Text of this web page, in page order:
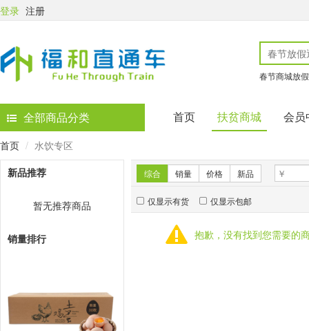
登录 注册
春节商城放
全部商品分类 首页 扶贫商城 会员
首页
水饮专区
新品推荐
暂无推荐商品
销量排行
综合 销量 价格 新品
仅显示有货 仅显示包邮
抱歉，没有找到您需要的